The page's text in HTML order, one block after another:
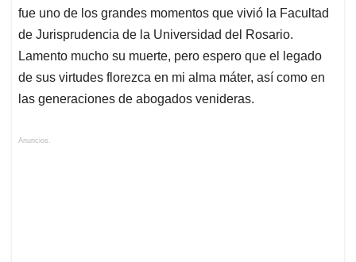
fue uno de los grandes momentos que vivió la Facultad
de Jurisprudencia de la Universidad del Rosario.
Lamento mucho su muerte, pero espero que el legado
de sus virtudes florezca en mi alma máter, así como en
las generaciones de abogados venideras.
Anuncios.